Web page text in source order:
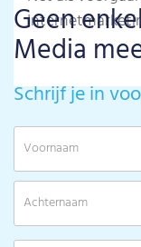
Geen
Media
Schrijf je in